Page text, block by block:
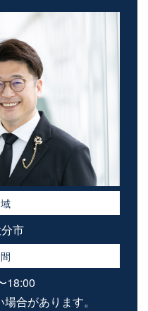
市
18:00
合があります。